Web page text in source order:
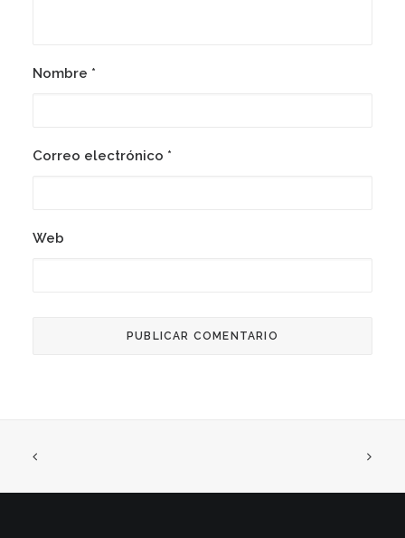
Nombre *
Correo electrónico *
Web